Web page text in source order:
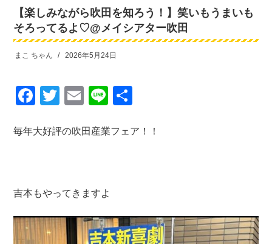
【楽しみながら吹田を知ろう！】笑いもうまいも
そろってるよ♡@メイシアター吹田
まこ ちゃん 2026年5月24日
F
c
o
o
k
T
tt
E
ail
Li
e
毎年大好評の吹田産業フェア！！
吉本もやってきますよ